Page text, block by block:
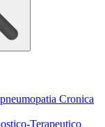
Cronica
Terapeutico